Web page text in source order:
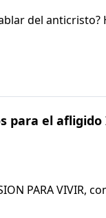
del
usa la palabra
y escuchemos
para el afligido
PARA
ESTUDIO DE 2